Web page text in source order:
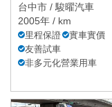
台中市 / 駿曜汽車
2005年 / km
里程保證
實車實價
友善試車
非多元化營業用車